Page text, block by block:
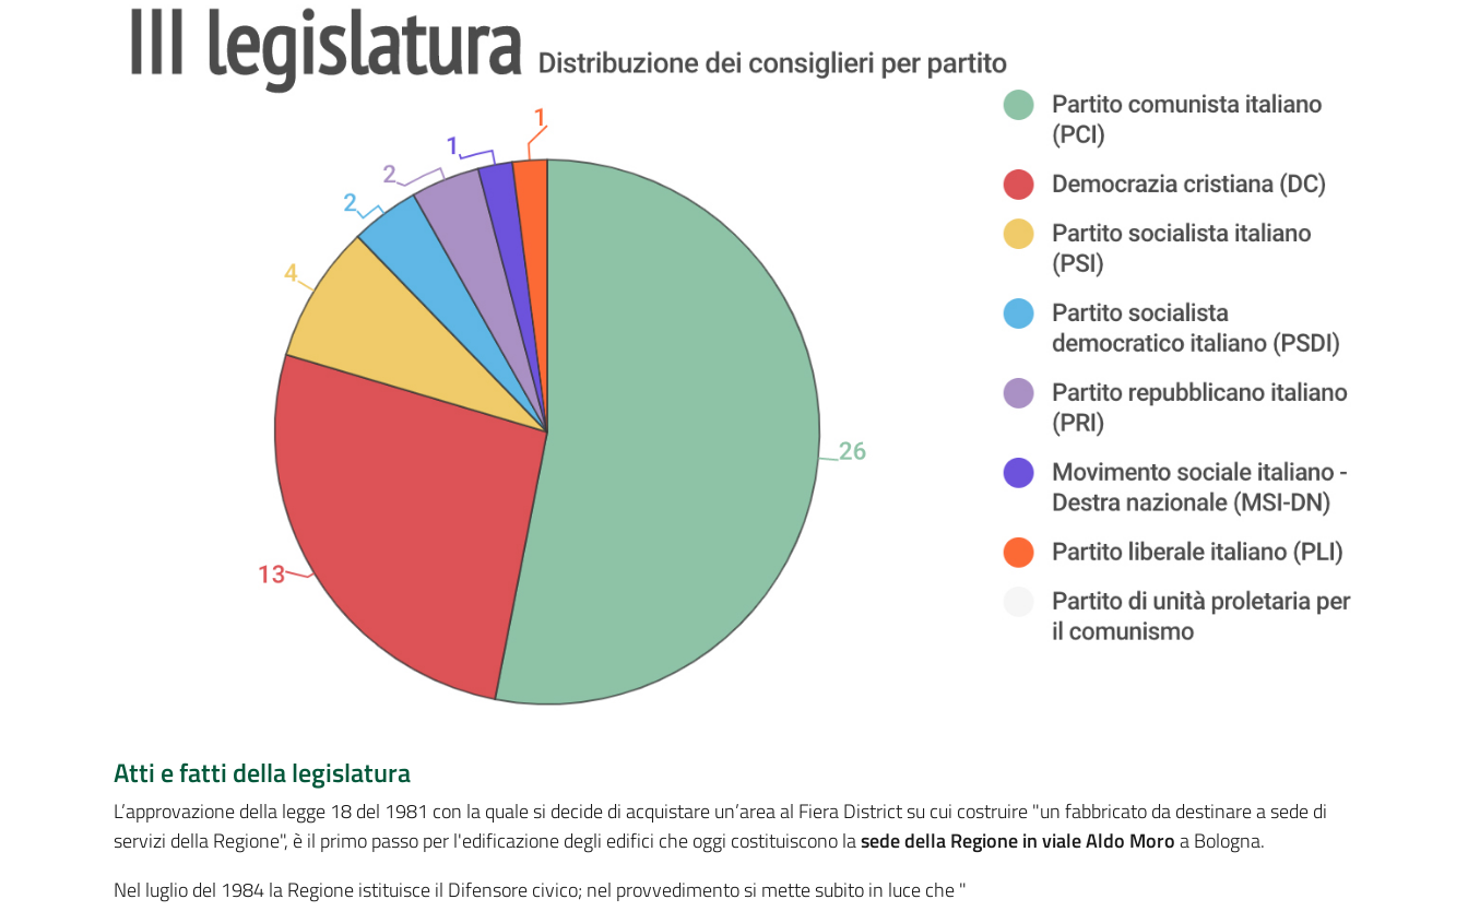
Atti e fatti della legislatura
L’approvazione della legge 18 del 1981 con la quale si decide di acquistare un’area al Fiera District su cui costruire "un fabbricato da destinare a sede di
servizi della Regione", è il primo passo per l'edificazione degli edifici che oggi costituiscono lasede della Regione in viale Aldo Moroa Bologna.
Nel luglio del 1984 la Regione istituisce il Difensore civico; nel provvedimento si mette subito in luce che "